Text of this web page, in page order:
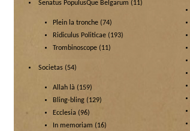
Senatus PopulusQue Belgarum (11)
Plein la tronche (74)
Ridiculus Politicae (193)
Trombinoscope (11)
Societas (54)
Allah là (159)
Bling-bling (129)
Ecclesia (96)
In memoriam (16)